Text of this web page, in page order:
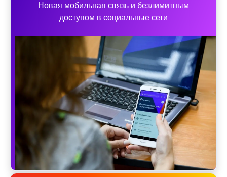
Новая мобильная связь и безлимитным
доступом в социальные сети